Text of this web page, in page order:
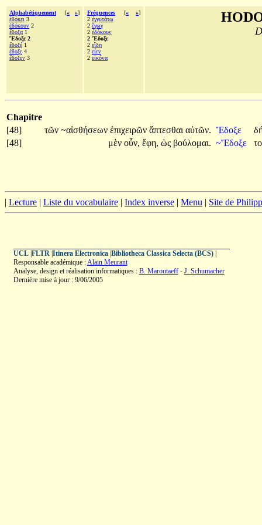
Alphabétiquement [« »]
ἐδόκει 3
ἐδόκουν 2
ἔδοξα 1
Ἔδοξε 2
ἔδοξέ 1
ἔδοξε 4
ἔδοξεν 3
Fréquences [« »]
2 ἐγγυτάτω
2 ἔγωγ
2 ἐδόκουν
2 Ἔδοξε
2 εἴδη
2 εἶεν
2 εἰκόνα
Chapitre
[48]
τῶν ~αἰσθήσεων ἐπιχειρῶν ἅπτεσθαι αὐτῶν. Ἔδοξε
[48]
μὲν οὖν, ἔφη, ὡς βούλομαι. ~Ἔδοξε
| Lecture | Liste du vocabulaire | Index inverse | Menu | Site de
UCL| FLTR| Itinera Electronica| Bibliotheca Classica Selecta (BCS)|
Responsable académique :Alain Meurant
Analyse, design et réalisation informatiques : B. Maroutaeff- J. Schumacher
Dernière mise à jour : 9/06/2005